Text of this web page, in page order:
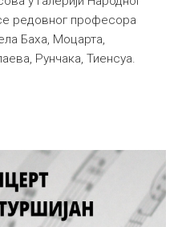
редовног професора
Баха, Моцарта,
Рунчака, Тиенсуа.